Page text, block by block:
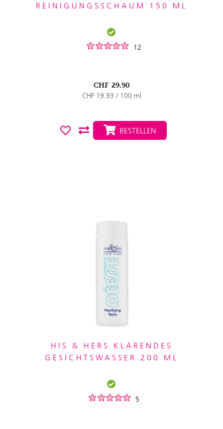
REINIGUNGSSCHAUM 150 ML
12
CHF 29.90
CHF 19.93 / 100 ml
BESTELLEN
HIS & HERS KLÄRENDES
GESICHTSWASSER 200 ML
5